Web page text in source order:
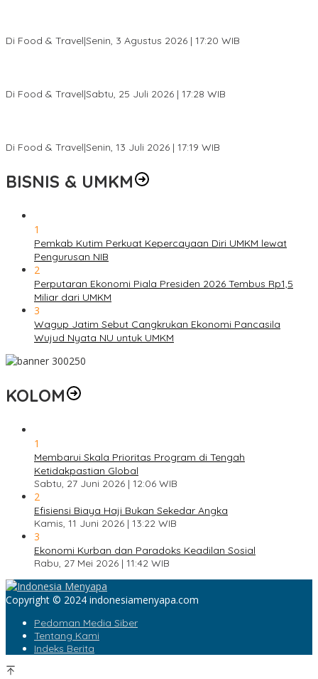
Di Food & Travel|Senin, 3 Agustus 2026 | 17:20 WIB
Di Food & Travel|Sabtu, 25 Juli 2026 | 17:28 WIB
Di Food & Travel|Senin, 13 Juli 2026 | 17:19 WIB
BISNIS & UMKM
1
Pemkab Kutim Perkuat Kepercayaan Diri UMKM lewat
Pengurusan NIB
2
Perputaran Ekonomi Piala Presiden 2026 Tembus Rp1,5
Miliar dari UMKM
3
Wagup Jatim Sebut Cangkrukan Ekonomi Pancasila
Wujud Nyata NU untuk UMKM
KOLOM
1
Membarui Skala Prioritas Program di Tengah
Ketidakpastian Global
Sabtu, 27 Juni 2026 | 12:06 WIB
2
Efisiensi Biaya Haji Bukan Sekedar Angka
Kamis, 11 Juni 2026 | 13:22 WIB
3
Ekonomi Kurban dan Paradoks Keadilan Sosial
Rabu, 27 Mei 2026 | 11:42 WIB
Copyright © 2024 indonesiamenyapa.com
Pedoman Media Siber
Tentang Kami
Indeks Berita